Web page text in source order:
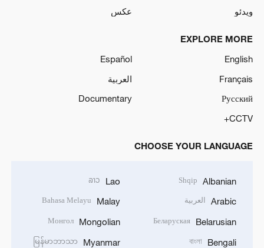
ویدئو
عکس
EXPLORE MORE
English
Español
Français
العربية
Русский
Documentary
CCTV+
CHOOSE YOUR LANGUAGE
Albanian
Shqip
Arabic العربية
Belarusian
Беларуская
Bengali
বাংলা
Lao
ລາວ
Malay
Bahasa Melayu
Mongolian
Монгол
Myanmar
မြန်မာဘာသာ